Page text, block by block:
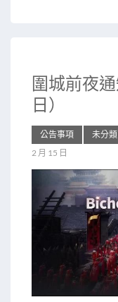
圍城前夜
日）
公告事項 未分類
2 月 15 日